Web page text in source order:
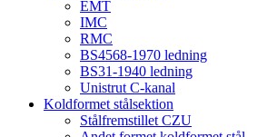
EMT
IMC
RMC
BS4568-1970 ledning
BS31-1940 ledning
Unistrut C-kanal
Koldformet stålsektion
Stålfremstillet CZU